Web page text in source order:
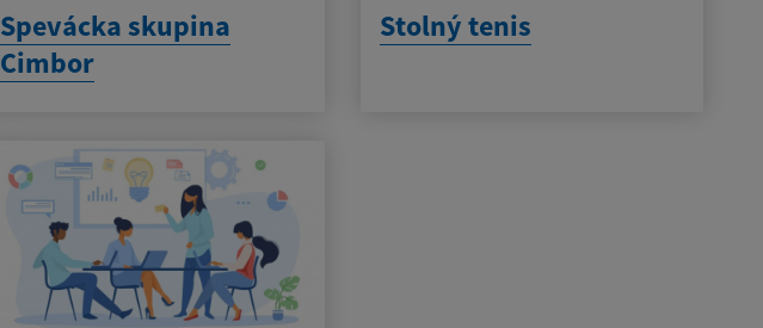
Spevácka skupina
Cimbor
Stolný tenis